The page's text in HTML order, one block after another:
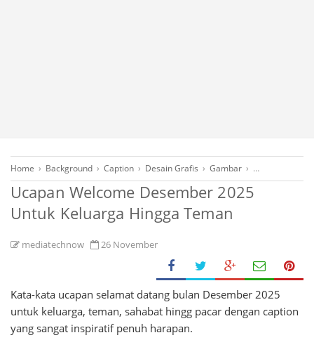
Home › Background › Caption › Desain Grafis › Gambar › Gambar
Ucapan Welcome Desember 2025
Untuk Keluarga Hingga Teman
mediatechnow 26 November
Kata-kata ucapan selamat datang bulan Desember 2025
untuk keluarga, teman, sahabat hingg pacar dengan caption
yang sangat inspiratif penuh harapan.